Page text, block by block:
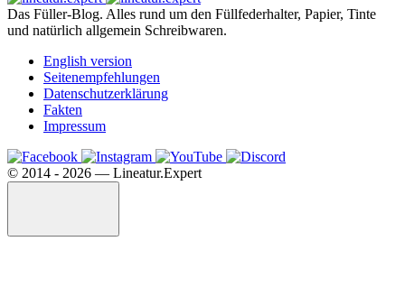
Das Füller-Blog. Alles rund um den Füllfederhalter, Papier, Tinte
und natürlich allgemein Schreibwaren.
English version
Seitenempfehlungen
Datenschutzerklärung
Fakten
Impressum
©️ 2014 - 2026 — Lineatur.Expert